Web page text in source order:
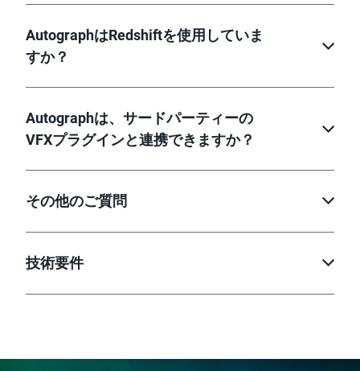
AutographはRedshiftを使用していま
すか？
Autographは、サードパーティーの
VFXプラグインと連携できますか？
その他のご質問
技術要件